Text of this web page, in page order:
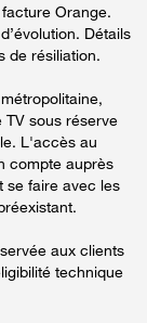
Orange.
Détails
de résiliation.
sous réserve
L'accès au
compte auprès
se faire avec les
aux clients
technique